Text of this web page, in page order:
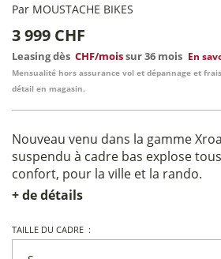
Par MOUSTACHE BIKES
3 999 CHF
Leasing dès CHF/moissur 36 mois En
Mensualité hors assurance vol et dépannage et
détail en magasin.
Nouveau venu dans la gamme
suspendu à cadre bas explose
confort, pour la ville et la rando.
+ de détails
TAILLE DU CADRE :